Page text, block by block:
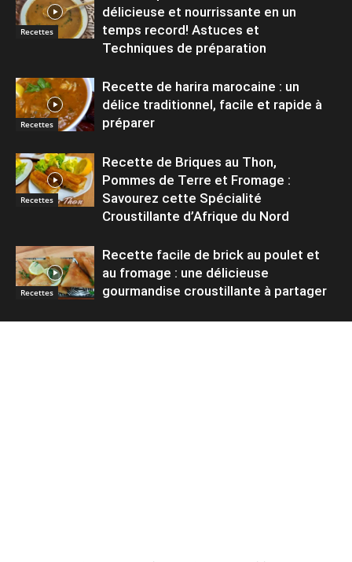
Recettes
délicieuse et nourrissante en un
temps record! Astuces et
Techniques de préparation
Recettes
Recette de harira marocaine : un
délice traditionnel, facile et rapide à
préparer
Recettes
Recette de Briques au Thon,
Pommes de Terre et Fromage :
Savourez cette Spécialité
Croustillante d’Afrique du Nord
Recettes
Recette facile de brick au poulet et
au fromage : une délicieuse
gourmandise croustillante à partager